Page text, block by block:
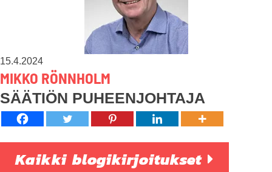
15.4.2024
MIKKO RÖNNHOLM
SÄÄTIÖN PUHEENJOHTAJA
Kaikki blogikirjoitukset